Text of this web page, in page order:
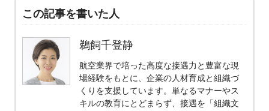
この記事を書いた人
鵜飼千登静
航空業界で培った高度な接遇力と豊富な現
場経験をもとに、企業の人材育成と組織づ
くりを支援しています。単なるマナーやス
キルの教育にとどまらず、接遇を「組織文